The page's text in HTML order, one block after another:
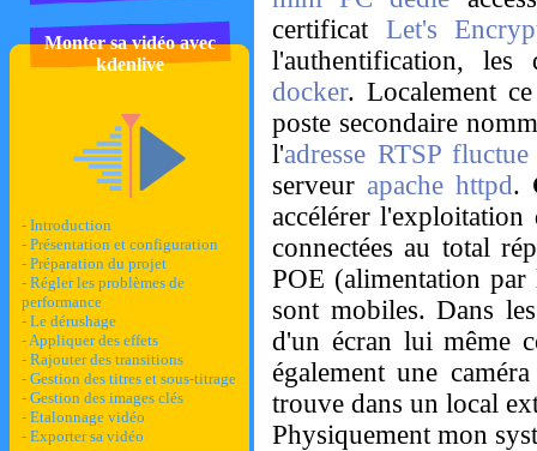
Monter sa vidéo avec
kdenlive
- Introduction
- Présentation et configuration
- Préparation du projet
- Régler les problèmes de
performance
- Le dérushage
- Appliquer des effets
- Rajouter des transitions
- Gestion des titres et sous-titrage
- Gestion des images clés
- Etalonnage vidéo
- Exporter sa vidéo
certificat Let's
l'authentification,
docker. Localement
poste secondaire
l'adresse RTSP
serveur apache httpd.
accélérer l'exploitation
connectées au total
POE (alimentation
sont mobiles. Dans
d'un écran lui même
également une
trouve dans un local
Physiquement mon